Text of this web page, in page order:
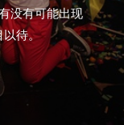
没有可能出现
以待。